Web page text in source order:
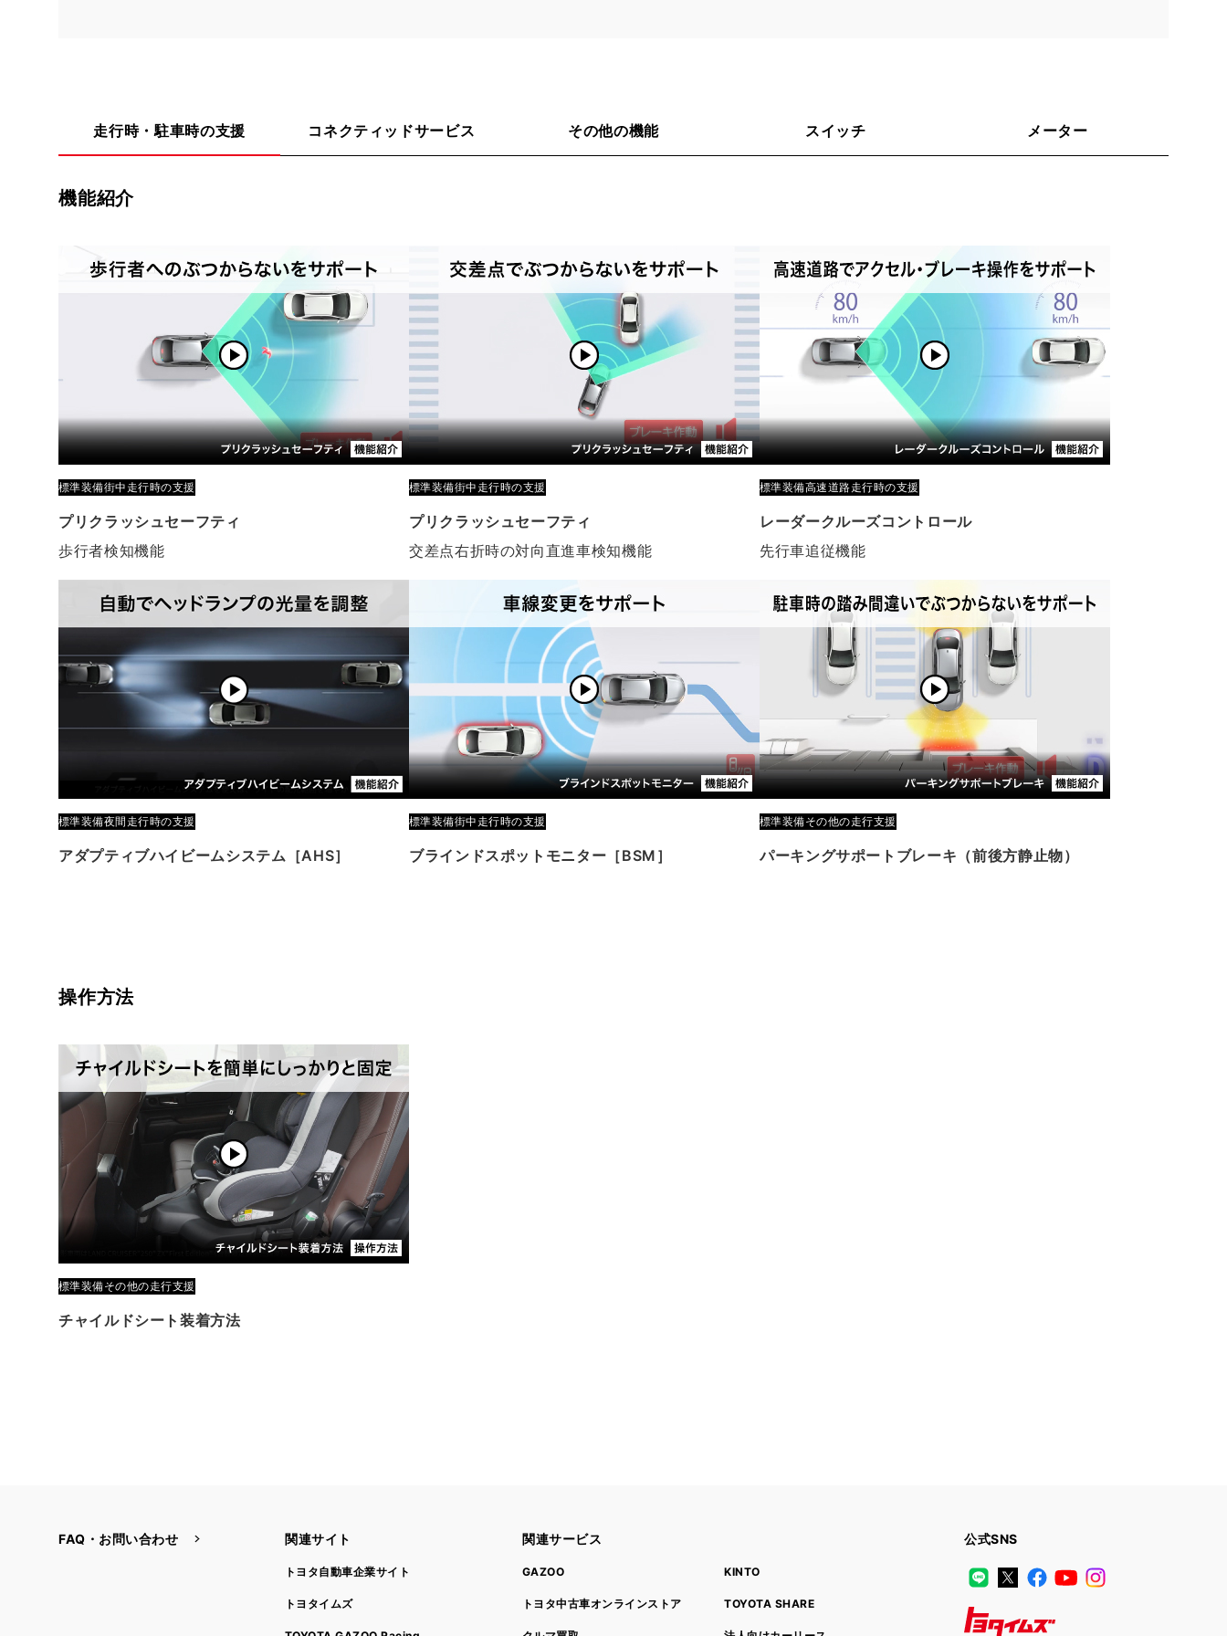
走行時・駐車時の支援 コネクティッドサービス その他の機能 スイッチ メーター
機能紹介
標準装備街中走行時の支援
プリクラッシュセーフティ
歩行者検知機能
標準装備街中走行時の支援
プリクラッシュセーフティ
交差点右折時の対向直進車検知機能
標準装備高速道路走行時の支援
レーダークルーズコントロール
先行車追従機能
標準装備夜間走行時の支援
アダプティブハイビームシステム［AHS］
標準装備街中走行時の支援
ブラインドスポットモニター［BSM］
標準装備その他の走行支援
パーキングサポートブレーキ（前後方静止物）
操作方法
標準装備その他の走行支援
チャイルドシート装着方法
FAQ・お問い合わせ 関連サイト
トヨタ自動車企業サイト
トヨタイムズ
関連サービス
GAZOO
トヨタ中古車オンラインストア
KINTO
TOYOTA SHARE
公式SNS
LINEX Facebook
YouTube